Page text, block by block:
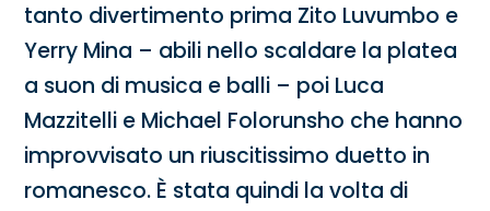
tanto divertimento prima Zito Luvumbo e
Yerry Mina – abili nello scaldare la platea
a suon di musica e balli – poi Luca
Mazzitelli e Michael Folorunsho che hanno
improvvisato un riuscitissimo duetto in
romanesco. È stata quindi la volta di